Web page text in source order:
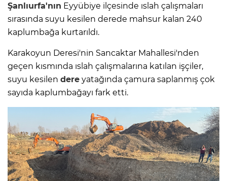
Şanlıurfa'nın Eyyübiye ilçesinde ıslah çalışmaları
sırasında suyu kesilen derede mahsur kalan 240
kaplumbağa kurtarıldı.
Karakoyun Deresi'nin Sancaktar Mahallesi'nden
geçen kısmında ıslah çalışmalarına katılan işçiler,
suyu kesilen dere yatağında çamura saplanmış çok
sayıda kaplumbağayı fark etti.